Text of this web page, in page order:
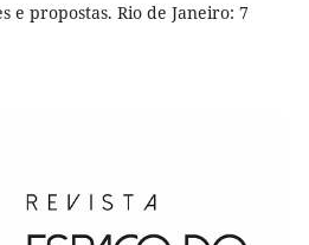
e propostas. Rio de Janeiro: 7